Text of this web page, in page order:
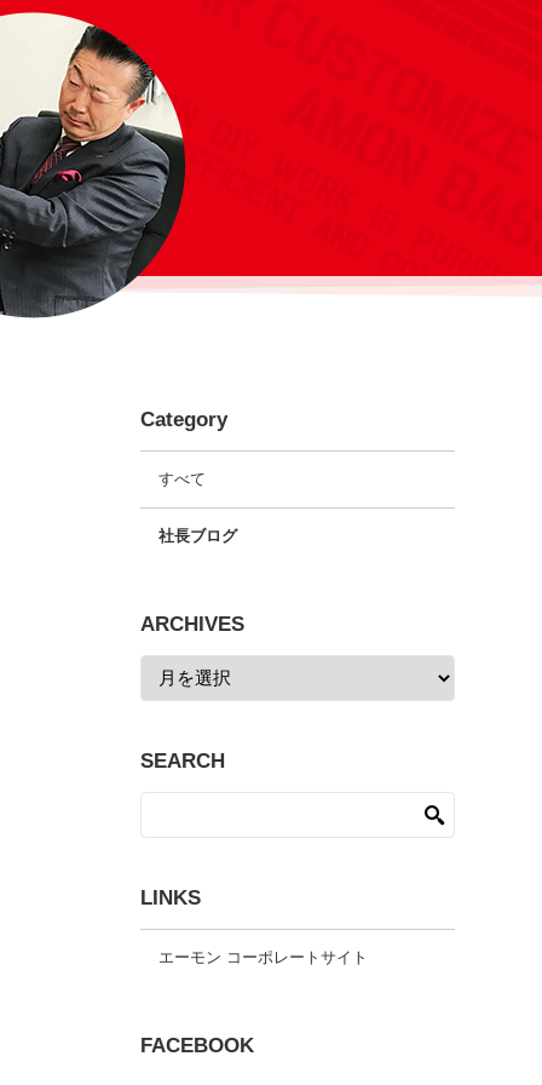
Category
すべて
社長ブログ
ARCHIVES
SEARCH
LINKS
エーモン コーポレートサイト
FACEBOOK